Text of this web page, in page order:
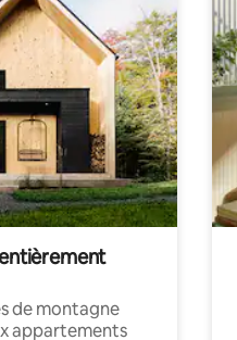
de montagne
appartements